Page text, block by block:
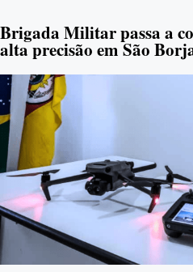
Brigada Militar passa a
alta precisão em São